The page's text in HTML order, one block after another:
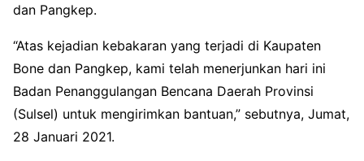
dan Pangkep.
“Atas kejadian kebakaran yang terjadi di Kaupaten
Bone dan Pangkep, kami telah menerjunkan hari ini
Badan Penanggulangan Bencana Daerah Provinsi
(Sulsel) untuk mengirimkan bantuan,” sebutnya, Jumat,
28 Januari 2021.